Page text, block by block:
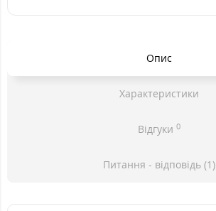
Опис
Характеристики
Відгуки 0
Питання - відповідь (1)